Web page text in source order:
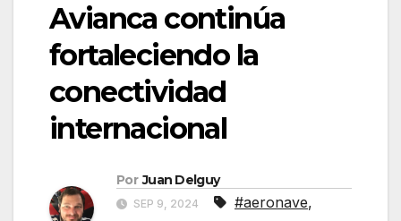
Avianca continúa
fortaleciendo la
conectividad
internacional
Por Juan Delguy
SEP 9, 2024 #aeronave,